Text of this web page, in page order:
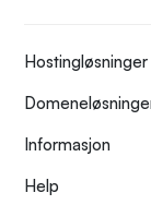
Hostingløsninger
Informasjon
Help